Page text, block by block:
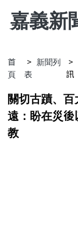
嘉義新
首
頁
新聞列
表
訊
關切古蹟、
遠：盼在災
教